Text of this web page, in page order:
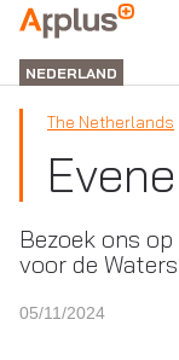
APPLUS+
NEDERLAND
The Netherlands
Bezoek ons
voor de
05/11/2024